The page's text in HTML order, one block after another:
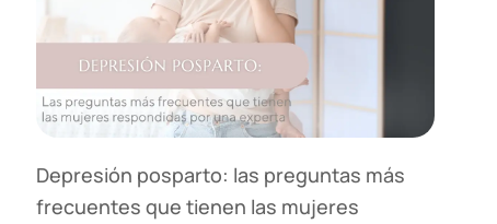
Depresión posparto: las preguntas más
frecuentes que tienen las mujeres